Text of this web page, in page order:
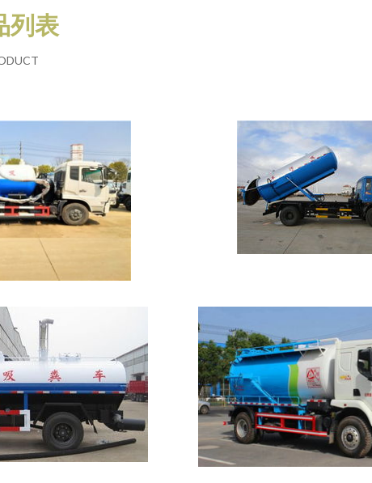
列表